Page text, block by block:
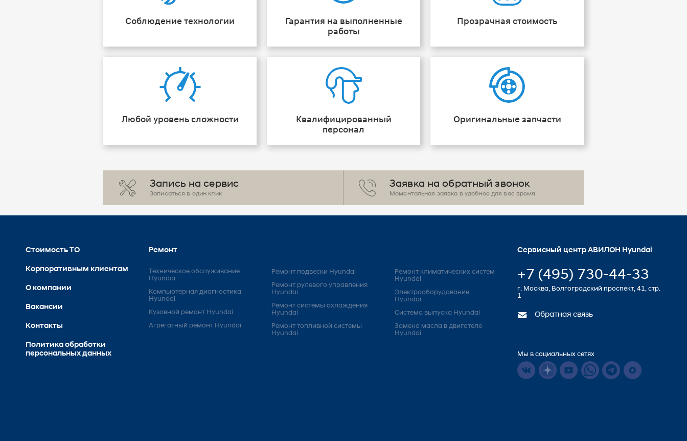
Соблюдение технологии
Гарантия на выполненные
работы
Прозрачная стоимость
Любой уровень сложности
Квалифицированный
персонал
Оригинальные запчасти
Запись на сервис
Записаться в один клик
Заявка на обратный звонок
Моментальная заявка в удобное для вас время
Стоимость ТО
Корпоративным клиентам
О компании
Вакансии
Контакты
Политика обработки
персональных данных
Ремонт
Техническое обслуживание
Hyundai
Компьютерная диагностика
Hyundai
Кузовной ремонт Hyundai
Агрегатный ремонт Hyundai
Ремонт подвески Hyundai
Ремонт рулевого управления
Hyundai
Ремонт системы охлаждения
Hyundai
Ремонт топливной системы
Hyundai
Ремонт климатических систем
Hyundai
Электрооборудование
Hyundai
Система выпуска Hyundai
Замена масла в двигателе
Hyundai
Сервисный центр АВИЛОН Hyundai
+7 (495) 730-44-33
г. Москва, Волгоградский проспект, 41, стр.
1
Обратная связь
Мы в социальных сетях